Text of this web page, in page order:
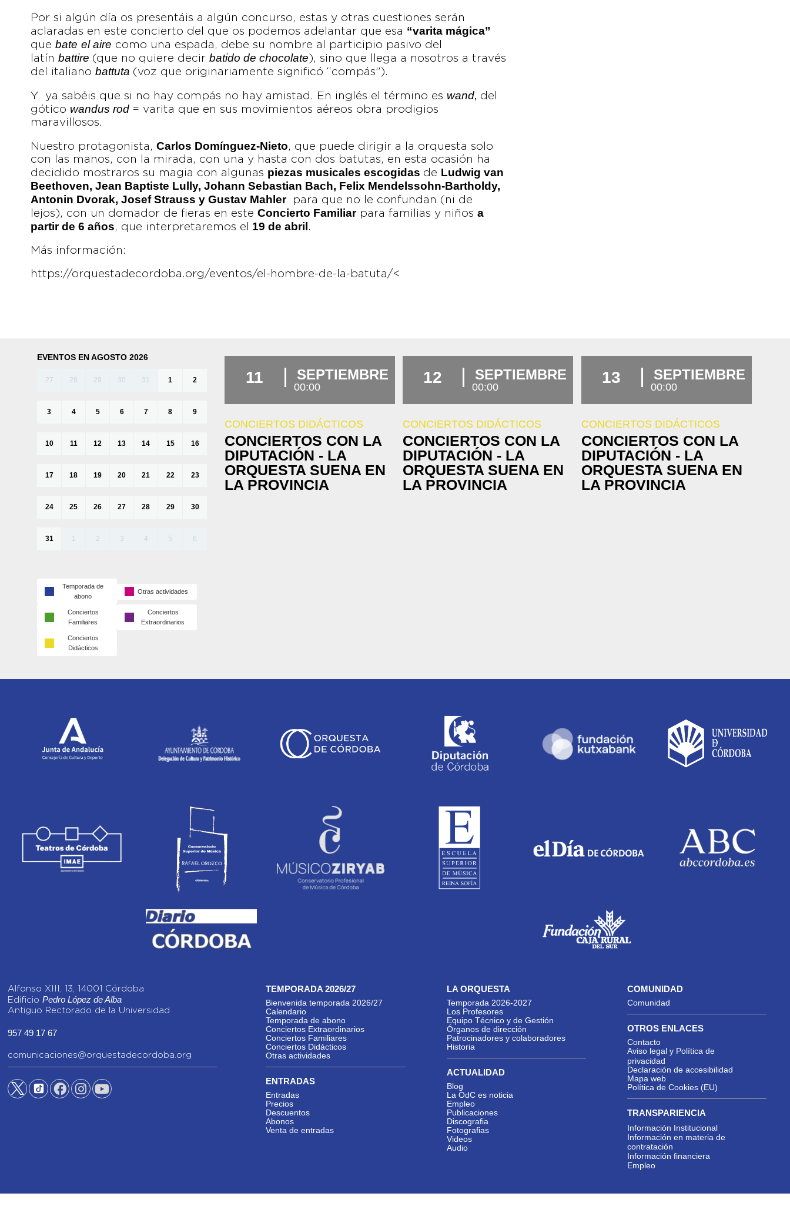
Por si algún día os presentáis a algún concurso, estas y otras cuestiones serán
aclaradas en este concierto del que os podemos adelantar que esa “varita mágica”
que bate el aire como una espada, debe su nombre al participio pasivo del
latín battire (que no quiere decir batido de chocolate ), sino que llega a nosotros a través
del italiano battuta (voz que originariamente significó “compás”).
Y ya sabéis que si no hay compás no hay amistad. En inglés el término es wand, del
gótico wandus rod = varita que en sus movimientos aéreos obra prodigios
maravillosos.
Nuestro protagonista, Carlos Domínguez-Nieto, que puede dirigir a la orquesta solo
con las manos, con la mirada, con una y hasta con dos batutas, en esta ocasión ha
decidido mostraros su magia con algunas piezas musicales escogidas de Ludwig van
Beethoven, Jean Baptiste Lully, Johann Sebastian Bach, Felix Mendelssohn-Bartholdy,
Antonin Dvorak, Josef Strauss y Gustav Mahler
para que no le confundan (ni de
lejos), con un domador de fieras en este Concierto Familiarpara familias y niños a
partir de 6 años, que interpretaremos el 19 de abril .
Más información:
https://orquestadecordoba.org/eventos/el-hombre-de-la-batuta/<
EVENTOS EN AGOSTO 2026
27 28 29 30 31 1 2
3 4 5 6 7 8 9
10 11 12 13 14 15 16
17 18 19 20 21 22 23
24 25 26 27 28 29 30
31 1 2 3 4 5 6
Temporada de
abono
Otras actividades
Conciertos
Familiares
Conciertos
Extraordinarios
Conciertos
Didácticos
11 SEPTIEMBRE
00:00
CONCIERTOS DIDÁCTICOS
CONCIERTOS CON LA
DIPUTACIÓN - LA
ORQUESTA SUENA EN
LA PROVINCIA
12 SEPTIEMBRE
00:00
CONCIERTOS DIDÁCTICOS
CONCIERTOS CON LA
DIPUTACIÓN - LA
ORQUESTA SUENA EN
LA PROVINCIA
13 SEPTIEMBRE
00:00
CONCIERTOS DIDÁCTICOS
CONCIERTOS CON LA
DIPUTACIÓN - LA
ORQUESTA SUENA EN
LA PROVINCIA
Alfonso XIII, 13, 14001 Córdoba
Edificio Pedro López de Alba
Antiguo Rectorado de la Universidad
957 49 17 67
comunicaciones@orquestadecordoba.org
TEMPORADA 2026/27
Bienvenida temporada 2026/27
Calendario
Temporada de abono
Conciertos Extraordinarios
Conciertos Familiares
Conciertos Didácticos
Otras actividades
ENTRADAS
Entradas
Precios
Descuentos
Abonos
Venta de entradas
LA ORQUESTA
Temporada 2026-2027
Los Profesores
Equipo Técnico y de Gestión
Órganos de dirección
Patrocinadores y colaboradores
Historia
ACTUALIDAD
Blog
La OdC es noticia
Empleo
Publicaciones
Discografia
Fotografias
Videos
Audio
COMUNIDAD
Comunidad
OTROS ENLACES
Contacto
Aviso legal y Política de
privacidad
Declaración de accesibilidad
Mapa web
Política de Cookies (EU)
TRANSPARIENCIA
Información Institucional
Información en materia de
contratación
Información financiera
Empleo